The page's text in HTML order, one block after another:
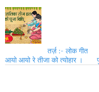
तर्ज़ :- लोक गीत //
आयो आयो रे तीजा को त्योहार ।